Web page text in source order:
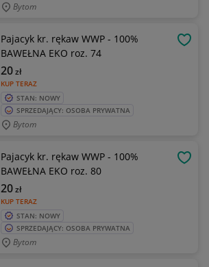
Bytom
Pajacyk kr. rękaw WWP - 100%
BAWEŁNA EKO roz. 74
KUP TERAZ
20zł
STAN: NOWY
SPRZEDAJĄCY: OSOBA PRYWATNA
Bytom
Pajacyk kr. rękaw WWP - 100%
BAWEŁNA EKO roz. 80
KUP TERAZ
20zł
STAN: NOWY
SPRZEDAJĄCY: OSOBA PRYWATNA
Bytom